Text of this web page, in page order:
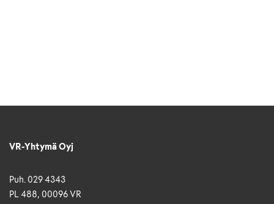
VR-Yhtymä Oyj
Puh. 029 4343
PL 488, 00096 VR